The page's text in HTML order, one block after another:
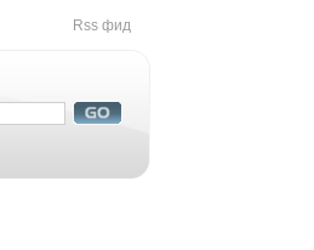
Rss фид